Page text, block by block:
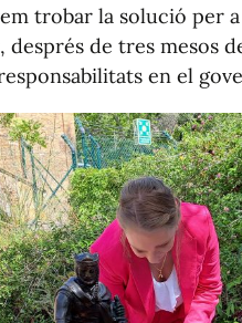
trobar la solució per
després de tres mesos
en el